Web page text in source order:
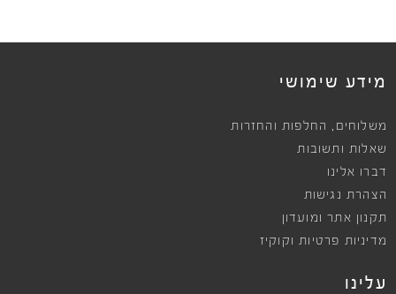
מידע שימושי
משלוחים , החלפות והחזרות
שאלות ותשובות
דברו אלינו
הצהרת נגישות
תקנון אתר ומועדון
מדיניות פרטיות וקוקיז
עלינו